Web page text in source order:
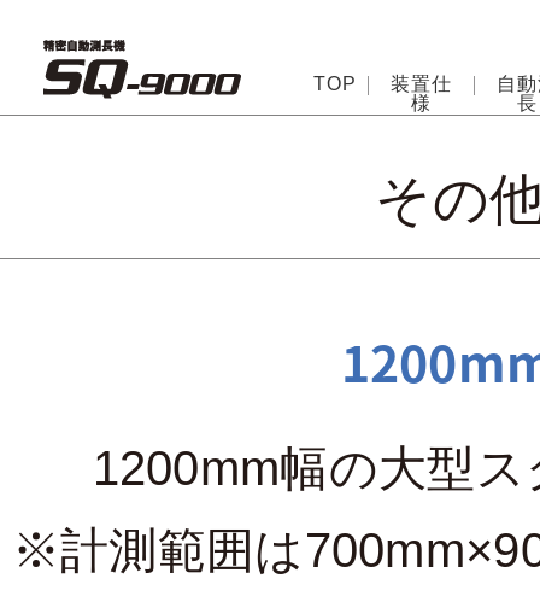
TOP
装置仕
様
自
長
その
1200mm幅の大型
※計測範囲は